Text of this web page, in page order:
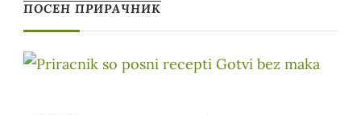
ПОСЕН ПРИРАЧНИК